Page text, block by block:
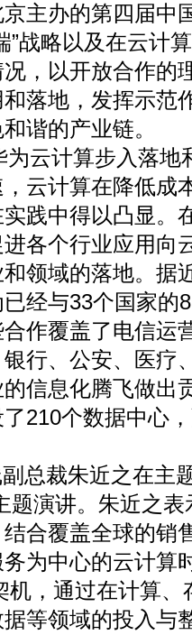
主办的第四届中
”战略以及在云计
，以开放合作的
落地，发挥示范
谐的产业链。
云计算步入落地
云计算在降低成
践中得以凸显。
各个行业应用向
领域的落地。据
经与33个国家的
作覆盖了电信运
行、公安、医疗
信息化腾飞做出
210个数据中心
裁朱近之在主题
题演讲。朱近之
合覆盖全球的销
为中心的云计算
机，通过在计算
等领域的投入与